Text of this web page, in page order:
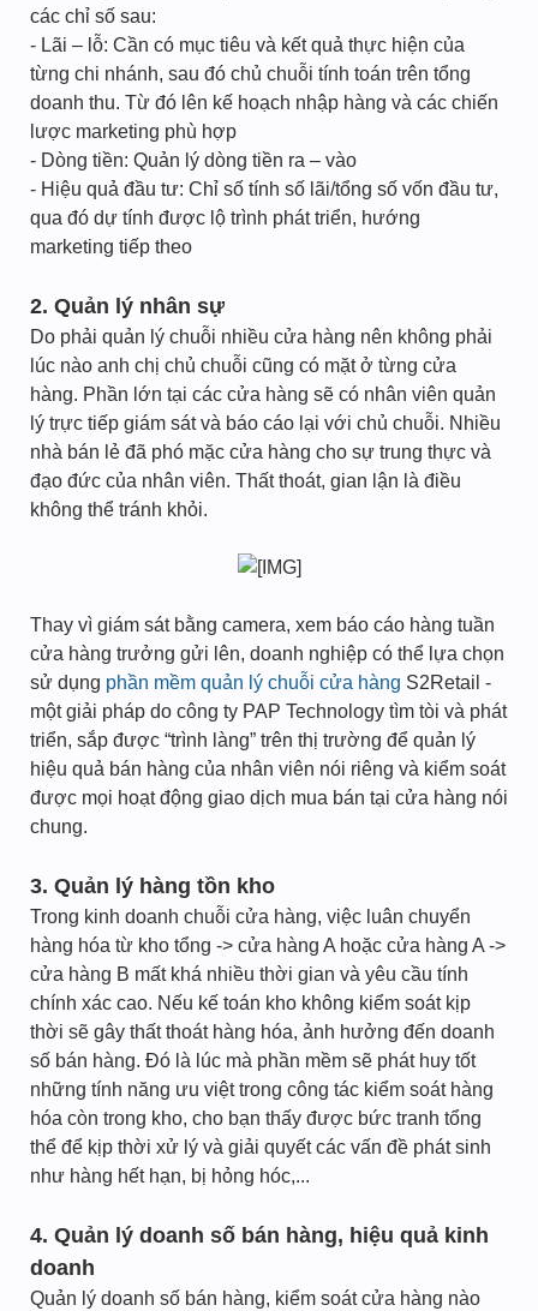
các chỉ số sau:
- Lãi – lỗ: Cần có mục tiêu và kết quả thực hiện của
từng chi nhánh, sau đó chủ chuỗi tính toán trên tổng
doanh thu. Từ đó lên kế hoạch nhập hàng và các chiến
lược marketing phù hợp
- Dòng tiền: Quản lý dòng tiền ra – vào
- Hiệu quả đầu tư: Chỉ số tính số lãi/tổng số vốn đầu tư,
qua đó dự tính được lộ trình phát triển, hướng
marketing tiếp theo
2. Quản lý nhân sự
Do phải quản lý chuỗi nhiều cửa hàng nên không phải
lúc nào anh chị chủ chuỗi cũng có mặt ở từng cửa
hàng. Phần lớn tại các cửa hàng sẽ có nhân viên quản
lý trực tiếp giám sát và báo cáo lại với chủ chuỗi. Nhiều
nhà bán lẻ đã phó mặc cửa hàng cho sự trung thực và
đạo đức của nhân viên. Thất thoát, gian lận là điều
không thể tránh khỏi.
Thay vì giám sát bằng camera, xem báo cáo hàng tuần
cửa hàng trưởng gửi lên, doanh nghiệp có thể lựa chọn
sử dụng phần mềm quản lý chuỗi cửa hàng S2Retail -
một giải pháp do công ty PAP Technology tìm tòi và phát
triển, sắp được “trình làng” trên thị trường để quản lý
hiệu quả bán hàng của nhân viên nói riêng và kiểm soát
được mọi hoạt động giao dịch mua bán tại cửa hàng nói
chung.
3. Quản lý hàng tồn kho
Trong kinh doanh chuỗi cửa hàng, việc luân chuyển
hàng hóa từ kho tổng -> cửa hàng A hoặc cửa hàng A ->
cửa hàng B mất khá nhiều thời gian và yêu cầu tính
chính xác cao. Nếu kế toán kho không kiểm soát kịp
thời sẽ gây thất thoát hàng hóa, ảnh hưởng đến doanh
số bán hàng. Đó là lúc mà phần mềm sẽ phát huy tốt
những tính năng ưu việt trong công tác kiểm soát hàng
hóa còn trong kho, cho bạn thấy được bức tranh tổng
thể để kịp thời xử lý và giải quyết các vấn đề phát sinh
như hàng hết hạn, bị hỏng hóc,...
4. Quản lý doanh số bán hàng, hiệu quả kinh
doanh
Quản lý doanh số bán hàng, kiểm soát cửa hàng nào